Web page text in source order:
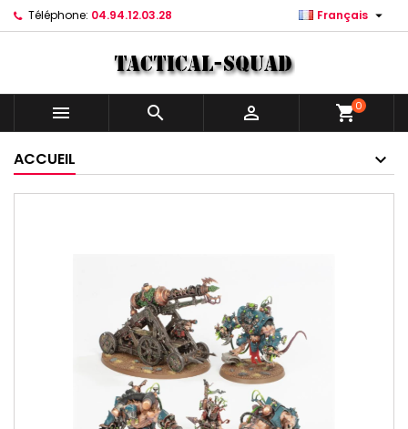
Téléphone: 04.94.12.03.28 Français 
   shopping_cart0
ACCUEIL